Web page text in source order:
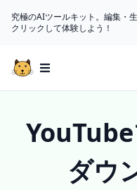
究極のAIツールキット。編集・
クリックして体験しよう！
Open main menu
ダウ